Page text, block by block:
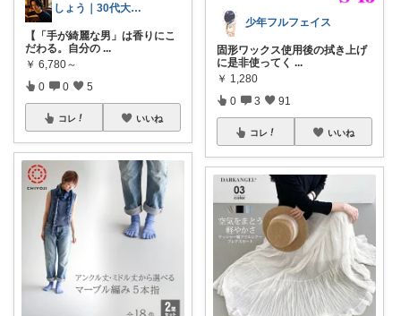
しょう｜30代大人のこだわり愛用品
【「手が綺麗な男」は香りにこ
だわる。自分の ...
￥ 6,780～
0 0 5
コレ いいね
少年フルフェイス
固形ワックス使用後の拭き上げ
に是非使ってく ...
￥ 1,280
0 3 91
コレ いいね